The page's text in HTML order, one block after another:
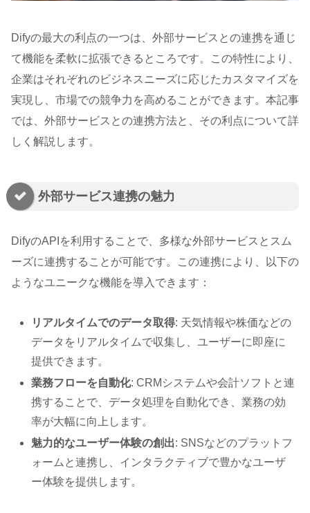
Difyの最大の利点の一つは、外部サービスとの連携を通じ
て機能を柔軟に拡張できるところです。この特性により、
企業はそれぞれのビジネスニーズに応じたカスタマイズを
実現し、市場での競争力を高めることができます。本記事
では、外部サービスとの連携方法と、その利点について詳
しく解説します。
外部サービス連携の魅力
DifyのAPIを利用することで、多様な外部サービスとスム
ーズに連携することが可能です。この連携により、以下の
ようなユニークな機能を導入できます：
リアルタイムでのデータ取得: 天気情報や株価などの
データをリアルタイムで収集し、ユーザーに即座に
提供できます。
業務フローを自動化: CRMシステムや会計ソフトと連
携することで、データ処理を自動化でき、業務の効
率が大幅に向上します。
魅力的なユーザー体験の創出: SNSなどのプラットフ
ォームと連携し、インタラクティブで豊かなユーザ
ー体験を提供します。